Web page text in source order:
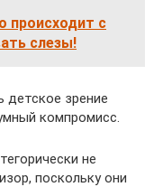
происходит с
слезы!
зрение
компромисс.
не
поскольку они